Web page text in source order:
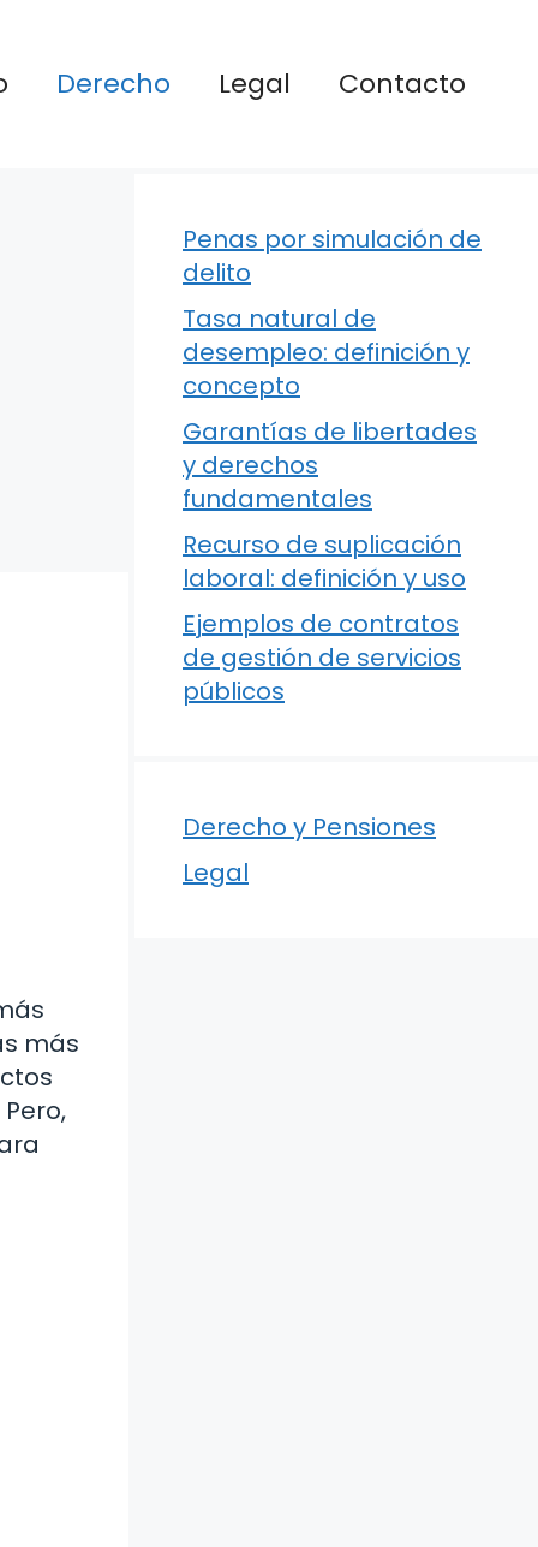
Derecho Legal Contacto
más
Penas por simulación de
delito
Tasa natural de
desempleo: definición y
concepto
Garantías de libertades
y derechos
fundamentales
Recurso de suplicación
laboral: definición y uso
Ejemplos de contratos
de gestión de servicios
públicos
Derecho y Pensiones
Legal